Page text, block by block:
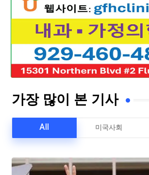
가장 많이 본 기사
All 미국사회